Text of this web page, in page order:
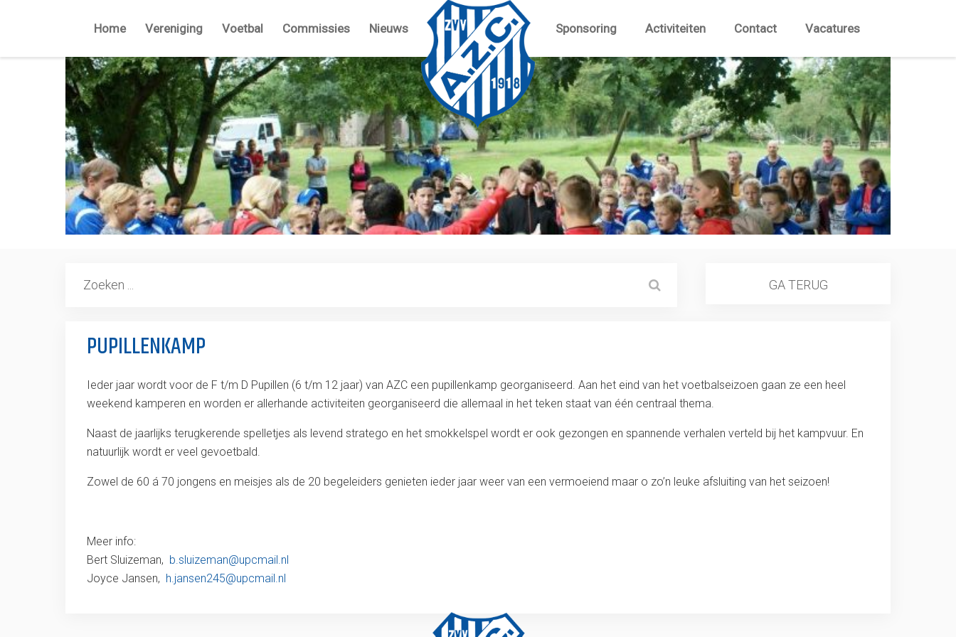
Home Vereniging Voetbal Commissies Nieuws Sponsoring Activiteiten Contact Vacatures
GA TERUG
PUPILLENKAMP
Ieder jaar wordt voor de F t/m D Pupillen (6 t/m 12 jaar) van AZC een pupillenkamp georganiseerd. Aan het eind van het voetbalseizoen gaan ze een heel
weekend kamperen en worden er allerhande activiteiten georganiseerd die allemaal in het teken staat van één centraal thema.
Naast de jaarlijks terugkerende spelletjes als levend stratego en het smokkelspel wordt er ook gezongen en spannende verhalen verteld bij het kampvuur. En
natuurlijk wordt er veel gevoetbald.
Zowel de 60 á 70 jongens en meisjes als de 20 begeleiders genieten ieder jaar weer van een vermoeiend maar o zo’n leuke afsluiting van het seizoen!
Meer info:
Bert Sluizeman, b.sluizeman@upcmail.nl
Joyce Jansen, h.jansen245@upcmail.nl